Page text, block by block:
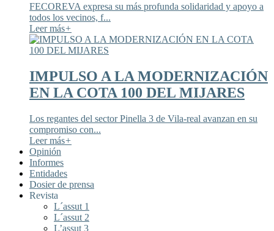
FECOREVA expresa su más profunda solidaridad y apoyo a
todos los vecinos, f...
Leer más+
IMPULSO A LA MODERNIZACIÓN
EN LA COTA 100 DEL MIJARES
Los regantes del sector Pinella 3 de Vila-real avanzan en su
compromiso con...
Leer más+
Opinión
Informes
Entidades
Dosier de prensa
Revista
L´assut 1
L´assut 2
L’assut 3